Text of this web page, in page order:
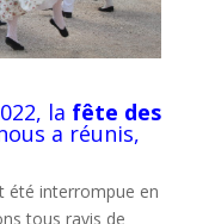
la fête des
a réunis,
été interrompue en
tous ravis de